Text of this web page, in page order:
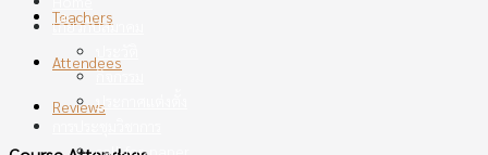
เกี่ยวกับสมาคม
กิจกรรม
ประกาศแต่งตั้ง
call-for-paper
Teachers
Attendees
Reviews